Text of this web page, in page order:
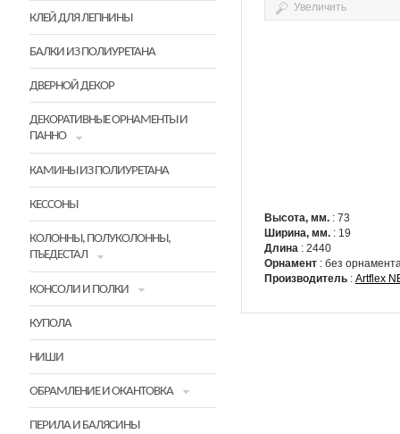
КЛЕЙ ДЛЯ ЛЕПНИНЫ
БАЛКИ ИЗ ПОЛИУРЕТАНА
ДВЕРНОЙ ДЕКОР
ДЕКОРАТИВНЫЕ ОРНАМЕНТЫ И
ПАННО
КАМИНЫ ИЗ ПОЛИУРЕТАНА
КЕССОНЫ
КОЛОННЫ, ПОЛУКОЛОННЫ,
ПЪЕДЕСТАЛ
КОНСОЛИ И ПОЛКИ
КУПОЛА
НИШИ
ОБРАМЛЕНИЕ И ОКАНТОВКА
ПЕРИЛА И БАЛЯСИНЫ
Увеличить
Высота, мм. : 73
Ширина, мм. : 19
Длина : 2440
Орнамент : без
Производитель : Artflex